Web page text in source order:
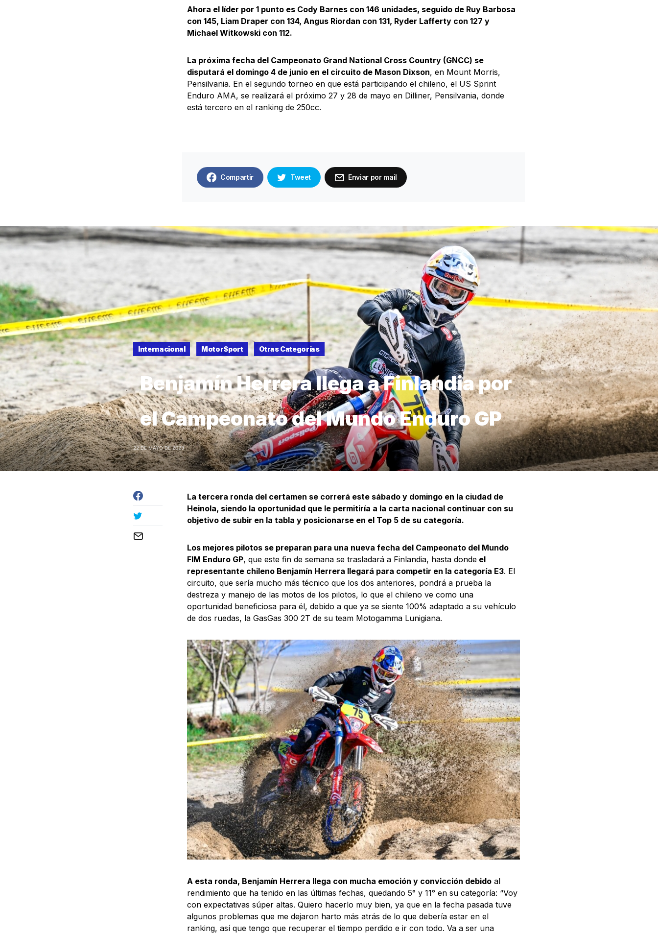
Ahora el líder por 1 punto es Cody Barnes con 146 unidades, seguido de Ruy Barbosa
con 145, Liam Draper con 134, Angus Riordan con 131, Ryder Lafferty con 127 y
Michael Witkowski con 112.
La próxima fecha del Campeonato Grand National Cross Country (GNCC) se
disputará el domingo 4 de junio en el circuito de Mason Dixson, en Mount Morris,
Pensilvania. En el segundo torneo en que está participando el chileno, el US Sprint
Enduro AMA, se realizará el próximo 27 y 28 de mayo en Dilliner, Pensilvania, donde
está tercero en el ranking de 250cc.
Compartir Tweet Enviar por mail
Internacional MotorSport Otras Categorías
Benjamín Herrera llega a Finlandia por
el Campeonato del Mundo Enduro GP
22 DE MAYO DE 2023
La tercera ronda del certamen se correrá este sábado y domingo en la ciudad de
Heinola, siendo la oportunidad que le permitiría a la carta nacional continuar con su
objetivo de subir en la tabla y posicionarse en el Top 5 de su categoría.
Los mejores pilotos se preparan para una nueva fecha del Campeonato del Mundo
FIM Enduro GP, que este fin de semana se trasladará a Finlandia, hasta donde el
representante chileno Benjamín Herrera llegará para competir en la categoría E3. El
circuito, que sería mucho más técnico que los dos anteriores, pondrá a prueba la
destreza y manejo de las motos de los pilotos, lo que el chileno ve como una
oportunidad beneficiosa para él, debido a que ya se siente 100% adaptado a su vehículo
de dos ruedas, la GasGas 300 2T de su team Motogamma Lunigiana.
A esta ronda, Benjamín Herrera llega con mucha emoción y convicción debido al
rendimiento que ha tenido en las últimas fechas, quedando 5° y 11° en su categoría: “Voy
con expectativas súper altas. Quiero hacerlo muy bien, ya que en la fecha pasada tuve
algunos problemas que me dejaron harto más atrás de lo que debería estar en el
ranking, así que tengo que recuperar el tiempo perdido e ir con todo. Va a ser una